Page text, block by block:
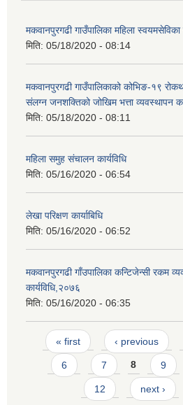
मकवानपुरगढी गाउँपालिका महिला स्वयमसेविका
मिति: 05/18/2020 - 08:14
मकवानपुरगढी गाउँपालिकाको कोभिङ-१९
संलग्न जनशक्तिको जोखिम भत्ता व्यवस्थापन
मिति: 05/18/2020 - 08:11
महिला समुह संचालन कार्यविधि
मिति: 05/16/2020 - 06:54
लेखा परिक्षण कार्याबिधि
मिति: 05/16/2020 - 06:52
मकवानपुरगढी गाँउपालिका कन्टिजेन्सी रकम
कार्यविधि,२०७६
मिति: 05/16/2020 - 06:35
Pages
« first ‹ previous
6 7 8 9
12 next ›